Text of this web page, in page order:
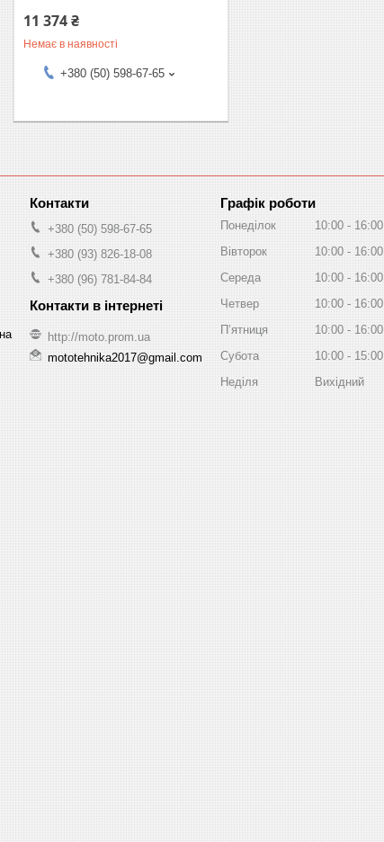
11 374 ₴
Немає в наявності
+380 (50) 598-67-65
+380 (50) 598-67-65
+380 (93) 826-18-08
+380 (96) 781-84-84
http://moto.prom.ua
mototehnika2017@gmail.com
Графік роботи
Понеділок 10:00
16:00
Вівторок
10:00
16:00
Середа
10:00
16:00
Четвер
10:00
16:00
Пʼятниця
10:00
16:00
Субота
10:00
15:00
Неділя
Вихідний